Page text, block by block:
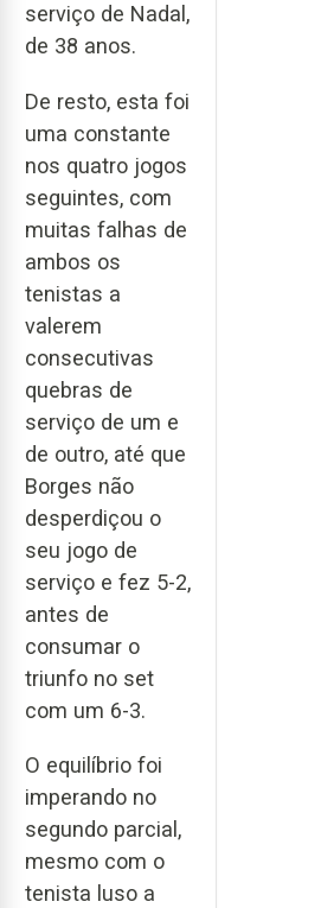
serviço de Nadal,
de 38 anos.
De resto, esta foi
uma constante
nos quatro jogos
seguintes, com
muitas falhas de
ambos os
tenistas a
valerem
consecutivas
quebras de
serviço de um e
de outro, até que
Borges não
desperdiçou o
seu jogo de
serviço e fez 5-2,
antes de
consumar o
triunfo no set
com um 6-3.
O equilíbrio foi
imperando no
segundo parcial,
mesmo com o
tenista luso a